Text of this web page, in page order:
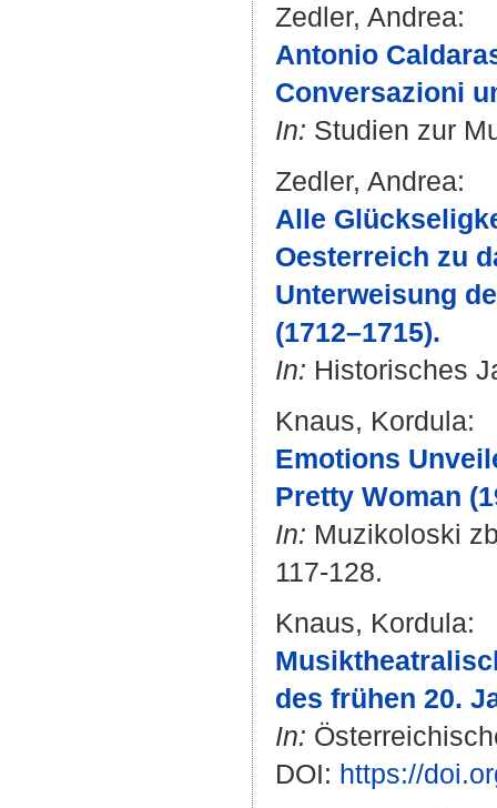
Zedler, Andrea:
Antonio
Conversazioni
In: Studien zur
Zedler, Andrea:
Alle
Oesterreich zu
Unterweisung
(1712–1715).
In: Historisches
Knaus, Kordula:
Emotions
Pretty Woman
In: Muzikoloski
117-128.
Knaus, Kordula:
des frühen 20.
In:
DOI: https://